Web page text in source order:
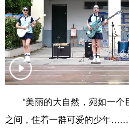
“美丽的大自然，宛如一
之间，住着一群可爱的少年